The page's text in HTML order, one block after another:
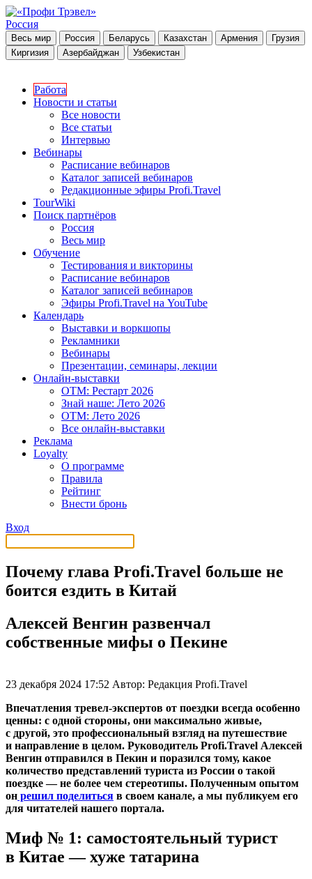
Россия
Весь мир Россия Беларусь Казахстан Армения
Грузия
Киргизия
Азербайджан Узбекистан
Работа
Новости и статьи
Все новости
Все статьи
Интервью
Вебинары
Расписание вебинаров
Каталог записей вебинаров
Редакционные эфиры Profi.Travel
TourWiki
Поиск партнёров
Россия
Весь мир
Обучение
Тестирования и викторины
Расписание вебинаров
Каталог записей вебинаров
Эфиры Profi.Travel на YouTube
Календарь
Выставки и воркшопы
Рекламники
Вебинары
Презентации, семинары, лекции
Онлайн-выставки
OTM: Рестарт 2026
Знай наше: Лето 2026
OTM: Лето 2026
Все онлайн-выставки
Реклама
Loyalty
О программе
Правила
Рейтинг
Внести бронь
Вход
Почему глава Profi.Travel больше не
боится ездить в Китай
Алексей Венгин развенчал
собственные мифы о Пекине
23 декабря 2024 17:52 Автор: Редакция Profi.Travel
Впечатления тревел-экспертов от поездки всегда особенно
ценны: с одной стороны, они максимально живые,
с другой, это профессиональный взгляд на путешествие
и направление в целом. Руководитель Profi.Travel Алексей
Венгин отправился в Пекин и поразился тому, какое
количество представлений туриста из России о такой
поездке — не более чем стереотипы. Полученным опытом
он решил поделиться в своем канале, а мы публикуем его
для читателей нашего портала.
Миф № 1: самостоятельный турист
в Китае — хуже татарина